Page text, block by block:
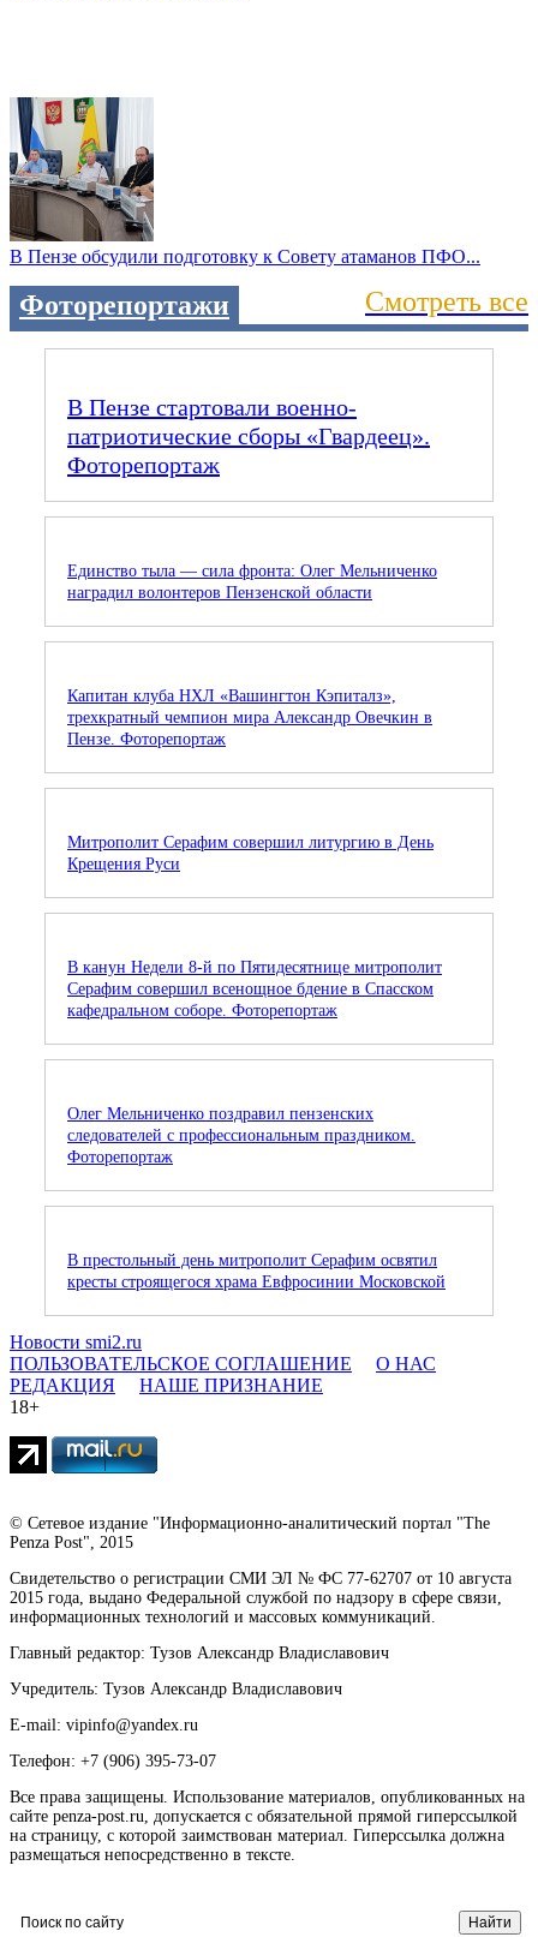
В Пензе обсудили подготовку к Совету атаманов ПФО...
Фоторепортажи Смотреть все
В Пензе стартовали военно-
патриотические сборы «Гвардеец».
Фоторепортаж
Единство тыла — сила фронта: Олег Мельниченко
наградил волонтеров Пензенской области
Капитан клуба НХЛ «Вашингтон Кэпиталз»,
трехкратный чемпион мира Александр Овечкин в
Пензе. Фоторепортаж
Митрополит Серафим совершил литургию в День
Крещения Руси
В канун Недели 8-й по Пятидесятнице митрополит
Серафим совершил всенощное бдение в Спасском
кафедральном соборе. Фоторепортаж
Олег Мельниченко поздравил пензенских
следователей с профессиональным праздником.
Фоторепортаж
В престольный день митрополит Серафим освятил
кресты строящегося храма Евфросинии Московской
Новости smi2.ru
ПОЛЬЗОВАТЕЛЬСКОЕ СОГЛАШЕНИЕ
О НАС
РЕДАКЦИЯ
НАШЕ ПРИЗНАНИЕ
18+
© Сетевое издание "Информационно-аналитический портал "The
Penza Post", 2015
Свидетельство о регистрации СМИ ЭЛ № ФС 77-62707 от 10 августа
2015 года, выдано Федеральной службой по надзору в сфере связи,
информационных технологий и массовых коммуникаций.
Главный редактор: Тузов Александр Владиславович
Учредитель: Тузов Александр Владиславович
E-mail: vipinfo@yandex.ru
Телефон: +7 (906) 395-73-07
Все права защищены. Использование материалов, опубликованных на
сайте penza-post.ru, допускается с обязательной прямой гиперссылкой
на страницу, с которой заимствован материал. Гиперссылка должна
размещаться непосредственно в тексте.